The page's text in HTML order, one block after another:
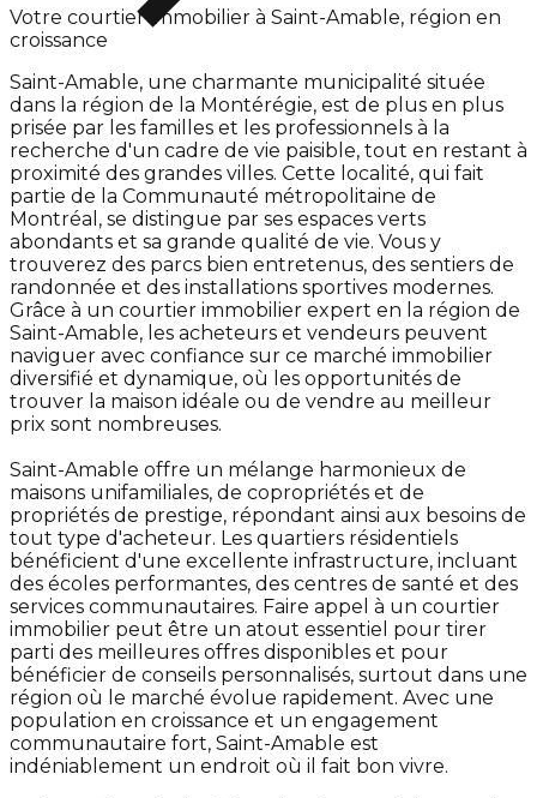
Votre courtier immobilier à Saint-Amable, région en
croissance
Saint-Amable, une charmante municipalité située
dans la région de la Montérégie, est de plus en plus
prisée par les familles et les professionnels à la
recherche d'un cadre de vie paisible, tout en restant à
proximité des grandes villes. Cette localité, qui fait
partie de la Communauté métropolitaine de
Montréal, se distingue par ses espaces verts
abondants et sa grande qualité de vie. Vous y
trouverez des parcs bien entretenus, des sentiers de
randonnée et des installations sportives modernes.
Grâce à un courtier immobilier expert en la région de
Saint-Amable, les acheteurs et vendeurs peuvent
naviguer avec confiance sur ce marché immobilier
diversifié et dynamique, où les opportunités de
trouver la maison idéale ou de vendre au meilleur
prix sont nombreuses.
Saint-Amable offre un mélange harmonieux de
maisons unifamiliales, de copropriétés et de
propriétés de prestige, répondant ainsi aux besoins de
tout type d'acheteur. Les quartiers résidentiels
bénéficient d'une excellente infrastructure, incluant
des écoles performantes, des centres de santé et des
services communautaires. Faire appel à un courtier
immobilier peut être un atout essentiel pour tirer
parti des meilleures offres disponibles et pour
bénéficier de conseils personnalisés, surtout dans une
région où le marché évolue rapidement. Avec une
population en croissance et un engagement
communautaire fort, Saint-Amable est
indéniablement un endroit où il fait bon vivre.